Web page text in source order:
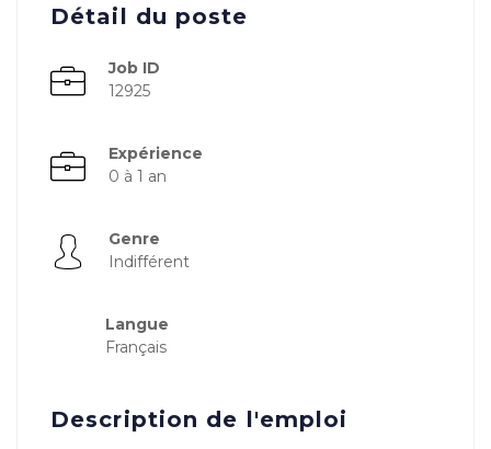
Détail du poste
Job ID
12925
Expérience
0 à 1 an
Genre
Indifférent
Langue
Français
Description de l'emploi